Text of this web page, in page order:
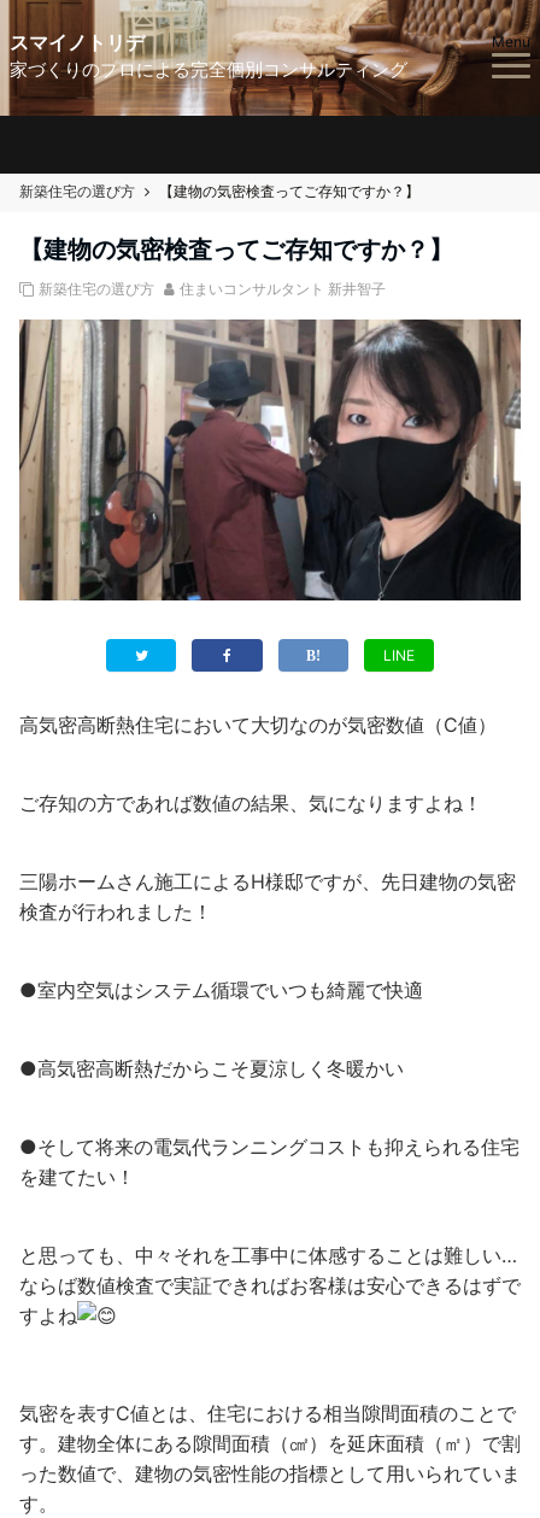
スマイノトリデ
家づくりのプロによる完全個別コンサルティング
Menu
新築住宅の選び方 【建物の気密検査ってご存知ですか？】
【建物の気密検査ってご存知ですか？】
新築住宅の選び方 住まいコンサルタント 新井智子
LINE
高気密高断熱住宅において大切なのが気密数値（C値）
ご存知の方であれば数値の結果、気になりますよね！
三陽ホームさん施工によるH様邸ですが、先日建物の気密
検査が行われました！
●室内空気はシステム循環でいつも綺麗で快適
●高気密高断熱だからこそ夏涼しく冬暖かい
●そして将来の電気代ランニングコストも抑えられる住宅
を建てたい！
と思っても、中々それを工事中に体感することは難しい…
ならば数値検査で実証できればお客様は安心できるはずで
すよね
気密を表すC値とは、住宅における相当隙間面積のことで
す。建物全体にある隙間面積（㎠）を延床面積（㎡）で割
った数値で、建物の気密性能の指標として用いられていま
す。